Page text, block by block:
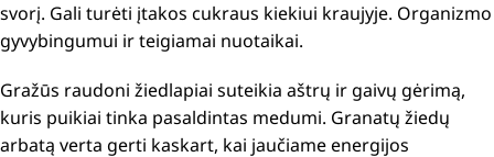
svorį. Gali turėti įtakos cukraus kiekiui kraujyje. Organizmo
gyvybingumui ir teigiamai nuotaikai.
Gražūs raudoni žiedlapiai suteikia aštrų ir gaivų gėrimą,
kuris puikiai tinka pasaldintas medumi. Granatų žiedų
arbatą verta gerti kaskart, kai jaučiame energijos